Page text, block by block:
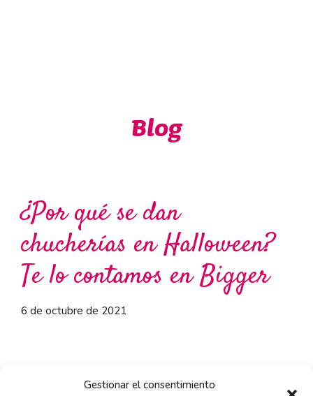
Gestionar el consentimiento
Blog
¿Por qué se dan
chucherías en Halloween?
Te lo contamos en Bigger
6 de octubre de 2021